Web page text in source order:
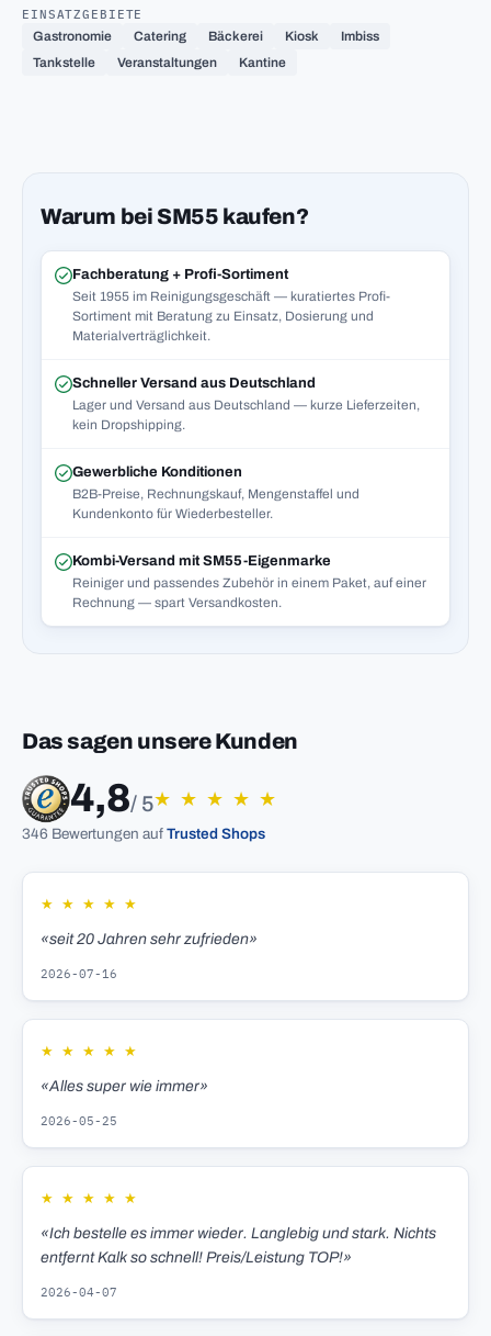
EINSATZGEBIETE
Gastronomie
Catering Bäckerei Kiosk
Imbiss
Tankstelle
Veranstaltungen Kantine
Warum bei SM55 kaufen?
Fachberatung + Profi-Sortiment
Seit 1955 im Reinigungsgeschäft — kuratiertes Profi-
Sortiment mit Beratung zu Einsatz, Dosierung und
Materialverträglichkeit.
Schneller Versand aus Deutschland
Lager und Versand aus Deutschland — kurze Lieferzeiten,
kein Dropshipping.
Gewerbliche Konditionen
B2B-Preise, Rechnungskauf, Mengenstaffel und
Kundenkonto für Wiederbesteller.
Kombi-Versand mit SM55-Eigenmarke
Reiniger und passendes Zubehör in einem Paket, auf einer
Rechnung — spart Versandkosten.
Das sagen unsere Kunden
4,8/ 5★ ★ ★ ★ ★
346 Bewertungen auf Trusted Shops
★ ★ ★ ★ ★
«seit 20 Jahren sehr zufrieden»
2026-07-16
★ ★ ★ ★ ★
«Alles super wie immer»
2026-05-25
★ ★ ★ ★ ★
«Ich bestelle es immer wieder. Langlebig und stark. Nichts
entfernt Kalk so schnell! Preis/Leistung TOP!»
2026-04-07